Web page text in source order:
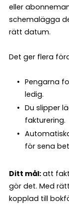
eller
schemalägga
rätt datum.
Det ger flera
Pengarna
ledig.
Du slipper
fakturering.
för sena
Ditt mål:att
gör det. Med
kopplad till